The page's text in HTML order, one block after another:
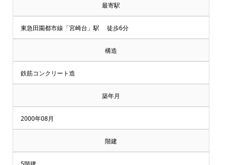
最寄駅
東急田園都市線「宮崎台」駅 徒歩6分
構造
鉄筋コンクリート造
築年月
2000年08月
階建